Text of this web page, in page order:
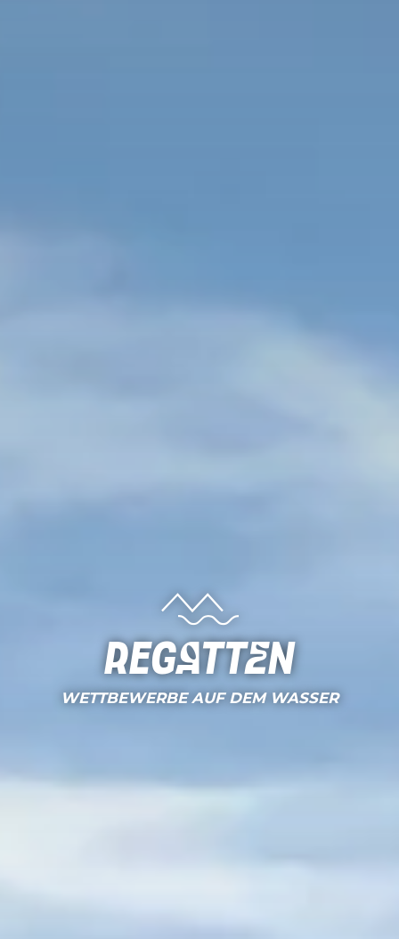
Regatten
WETTBEWERBE AUF DEM WASSER